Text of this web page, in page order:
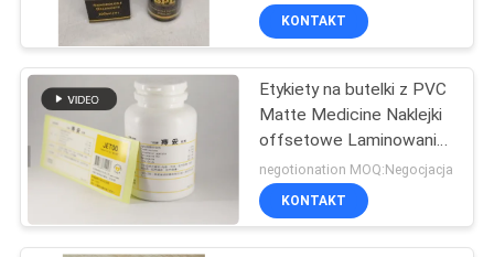
KONTAKT
Etykiety na butelki z PVC
Matte Medicine Naklejki
offsetowe Laminowanie
błyszczące
negotionation MOQ:Negocjacja
KONTAKT